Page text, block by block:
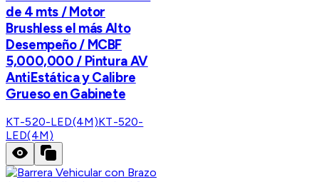
de 4 mts / Motor
Brushless el más Alto
Desempeño / MCBF
5,000,000 / Pintura AV
AntiEstática y Calibre
Grueso en Gabinete
KT-520-LED(4M)KT-520-
LED(4M)